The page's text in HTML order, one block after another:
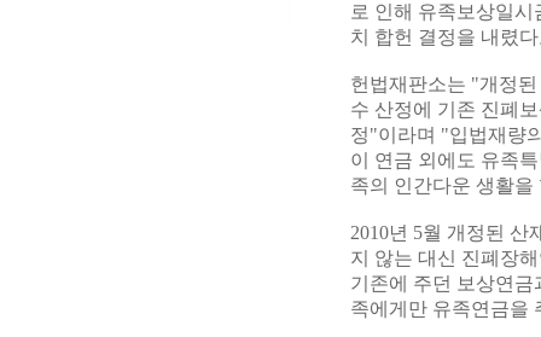
로 인해 유족보상일
치 합헌 결정을 내렸
헌법재판소는 "개정
수 산정에 기존 진폐
정"이라며 "입법재량
이 연금 외에도 유족
족의 인간다운 생활
2010년 5월 개정된 산
지 않는 대신 진폐장
기존에 주던 보상연
족에게만 유족연금을